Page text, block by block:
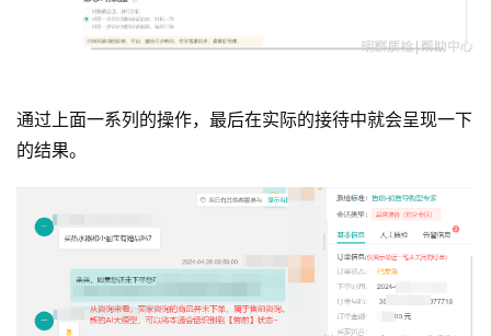
通过上面一系列的操作，最后在实际的接待中就会呈现一下
的结果。